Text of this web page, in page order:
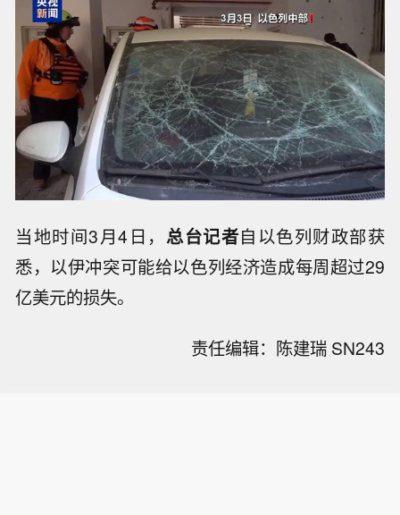
当地时间3月4日， 总台记者自以色列财政部获
悉，以伊冲突可能给以色列经济造成每周超过29
亿美元的损失。
责任编辑：陈建瑞 SN243